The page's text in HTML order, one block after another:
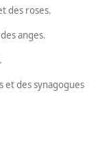
des roses.
anges.
et des synagogues